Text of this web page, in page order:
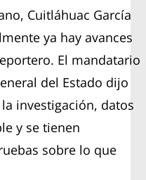
Cuitláhuac García
ya hay avances
El mandatario
del Estado dijo
investigación, datos
y se tienen
sobre lo que